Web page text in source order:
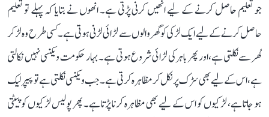
جو تعلیم حاصل کرنے کے لیے انھیں کرنی پڑتی ہے۔ انھوں نے بتایا کہ پہلے تو تعلیم
حاصل کرنے کے لیے ایک لڑکی کو گھر والوں سے لڑائی لڑنی ہوتی ہے۔ کسی طرح وہ لڑ کر
گھر سے نکلتی ہے، اور پھر باہر کی لڑائی شروع ہوتی ہے۔ بہار حکومت ویکنسی نہیں نکالتی
ہے، اس کے لیے بھی سڑک پر نکل کر مظاہرہ کرتی ہے۔ جب ویکنسی نکلتی ہے تو پیپر لیک
ہو جاتا ہے، لڑکیوں کو اس کے لیے بھی مظاہرہ کرنا پڑتا ہے۔ پھر پولیس لڑکیوں کو پیٹتی